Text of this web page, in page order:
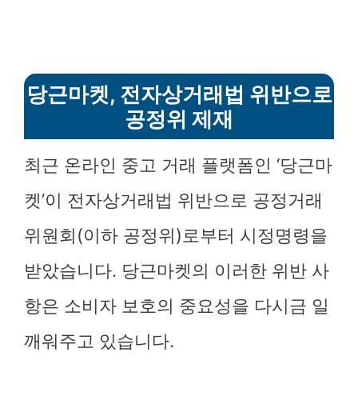
당근마켓, 전자상거래법 위반으로
공정위 제재
최근 온라인 중고 거래 플랫폼인 ‘당근마
켓’이 전자상거래법 위반으로 공정거래
위원회(이하 공정위)로부터 시정명령을
받았습니다. 당근마켓의 이러한 위반 사
항은 소비자 보호의 중요성을 다시금 일
깨워주고 있습니다.